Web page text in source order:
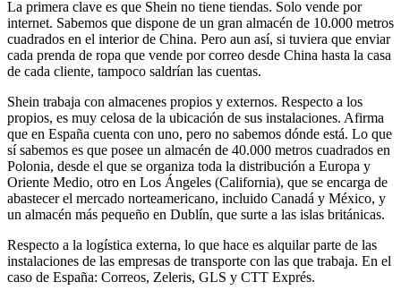
La primera clave es que Shein no tiene tiendas. Solo vende por
internet. Sabemos que dispone de un gran almacén de 10.000 metros
cuadrados en el interior de China. Pero aun así, si tuviera que enviar
cada prenda de ropa que vende por correo desde China hasta la casa
de cada cliente, tampoco saldrían las cuentas.
Shein trabaja con almacenes propios y externos. Respecto a los
propios, es muy celosa de la ubicación de sus instalaciones. Afirma
que en España cuenta con uno, pero no sabemos dónde está. Lo que
sí sabemos es que posee un almacén de 40.000 metros cuadrados en
Polonia, desde el que se organiza toda la distribución a Europa y
Oriente Medio, otro en Los Ángeles (California), que se encarga de
abastecer el mercado norteamericano, incluido Canadá y México, y
un almacén más pequeño en Dublín, que surte a las islas británicas.
Respecto a la logística externa, lo que hace es alquilar parte de las
instalaciones de las empresas de transporte con las que trabaja. En el
caso de España: Correos, Zeleris, GLS y CTT Exprés.